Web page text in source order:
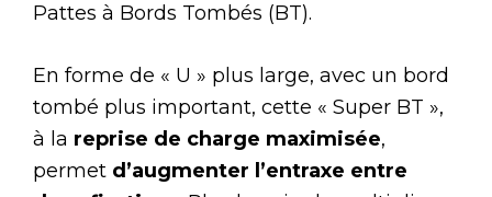
Pattes à Bords Tombés (BT).
En forme de « U » plus large, avec un bord
tombé plus important, cette « Super BT »,
à la reprise de charge maximisée,
permet d’augmenter l’entraxe entre